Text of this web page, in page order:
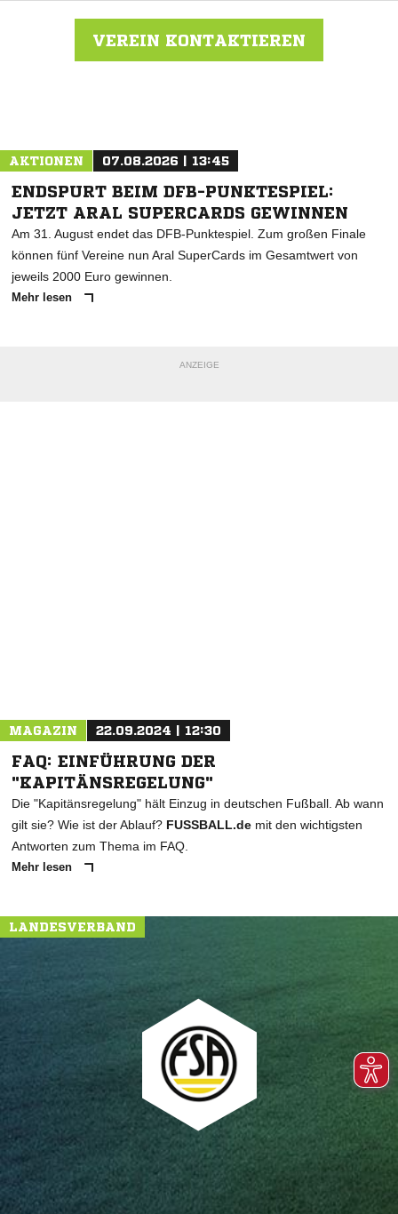
VEREIN KONTAKTIEREN
AKTIONEN 07.08.2026 | 13:45
ENDSPURT BEIM DFB-PUNKTESPIEL:
JETZT ARAL SUPERCARDS GEWINNEN
Am 31. August endet das DFB-Punktespiel. Zum großen Finale
können fünf Vereine nun Aral SuperCards im Gesamtwert von
jeweils 2000 Euro gewinnen.
Mehr lesen
ANZEIGE
MAGAZIN 22.09.2024 | 12:30
FAQ: EINFÜHRUNG DER
"KAPITÄNSREGELUNG"
Die "Kapitänsregelung" hält Einzug in deutschen Fußball. Ab wann
gilt sie? Wie ist der Ablauf? FUSSBALL.de mit den wichtigsten
Antworten zum Thema im FAQ.
Mehr lesen
LANDESVERBAND